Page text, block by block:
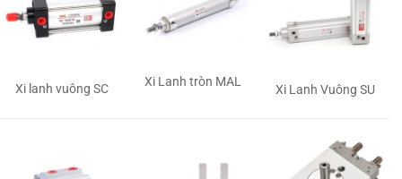
Xi lanh vuông SC Xi Lanh tròn MAL
Xi Lanh Vuông SU